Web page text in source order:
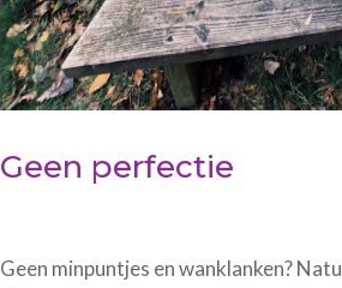
Geen perfectie
Geen minpuntjes en wanklanken?